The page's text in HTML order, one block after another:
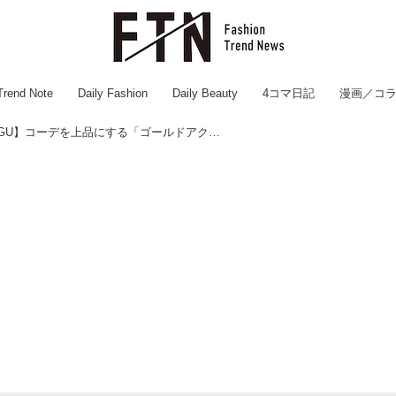
Note Daily Fashion Daily Beauty 4コマ日記 漫画／コ